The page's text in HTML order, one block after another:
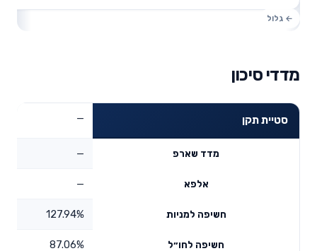
מדדי סיכון
סטיית תקן —
מדד שארפ —
אלפא —
חשיפה למניות 127.94%
חשיפה לחו״ל 87.06%